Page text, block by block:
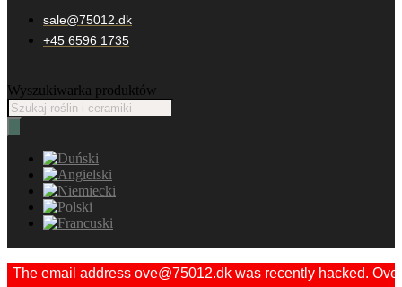
sale@75012.dk
+45 6596 1735
Wyszukiwarka produktów
The email address ove@75012.dk was recently hacked. Ove